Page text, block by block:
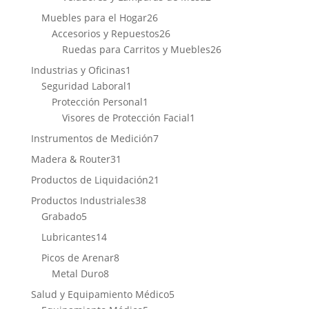
Muebles para el Hogar2626
productos
Accesorios y Repuestos2626
productos
Ruedas para Carritos y Muebles2626
Industrias y Oficinas1
Seguridad Laboral1
producto
Protección Personal1
producto
Visores de Protección Facial1
Instrumentos de Medición77
Madera & Router31
productos
Productos de Liquidación21
Productos Industriales3838
Grabado55
productos
Lubricantes1414
productos
Picos de Arenar88
Metal Duro88
productos
Salud y Equipamiento Médico55